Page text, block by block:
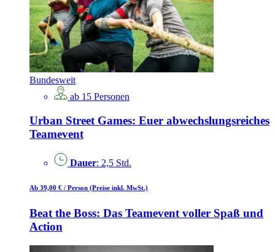
Bundesweit
ab 15 Personen
Urban Street Games: Euer abwechslungsreiches
Teamevent
Dauer: 2,5 Std.
Ab 39,00 € / Person (Preise inkl. MwSt.)
Beat the Boss: Das Teamevent voller Spaß und
Action